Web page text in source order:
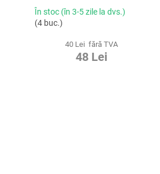
MM, 60 ML - VILLEROY &
BOCH
În stoc (în 3-5 zile la dvs.)
(4 buc.)
40 Lei fără TVA
48 Lei